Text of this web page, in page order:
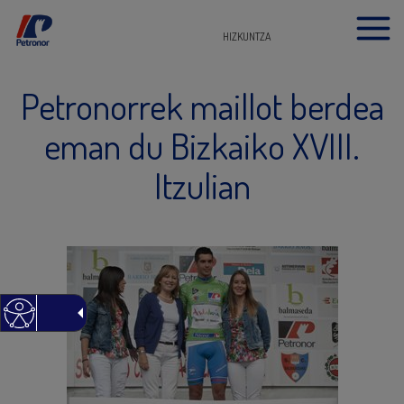
HIZKUNTZA
Petronorrek maillot berdea
eman du Bizkaiko XVIII.
Itzulian